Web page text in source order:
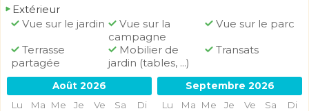
Extérieur
Vue sur le jardin
Vue sur la
campagne
Vue sur le parc
Terrasse
partagée
Mobilier de
jardin (tables, ...)
Transats
Août 2026
Lu
Ma Me Je Ve Sa Di
Septembre 2026
Lu
Ma Me Je Ve Sa
Di